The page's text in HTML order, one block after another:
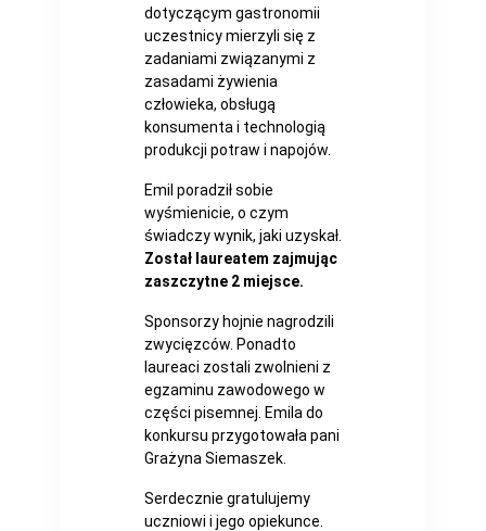
dotyczącym gastronomii
uczestnicy mierzyli się z
zadaniami związanymi z
zasadami żywienia
człowieka, obsługą
konsumenta i technologią
produkcji potraw i napojów.
Emil poradził sobie
wyśmienicie, o czym
świadczy wynik, jaki uzyskał.
Został laureatem zajmując
zaszczytne 2 miejsce.
Sponsorzy hojnie nagrodzili
zwycięzców. Ponadto
laureaci zostali zwolnieni z
egzaminu zawodowego w
części pisemnej. Emila do
konkursu przygotowała pani
Grażyna Siemaszek.
Serdecznie gratulujemy
uczniowi i jego opiekunce.